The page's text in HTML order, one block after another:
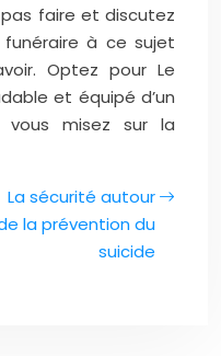
faire et discutez
à ce sujet
Optez pour Le
et équipé d’un
vous misez sur la
La sécurité autour
la prévention du
suicide